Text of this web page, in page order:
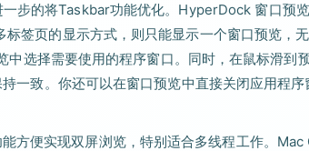
步的将Taskbar功能优化。HyperDock 窗口预
签页的显示方式，则只能显示一个窗口预览，
中选择需要使用的程序窗口。同时，在鼠标滑到
一致。你还可以在窗口预览中直接关闭应用程序
方便实现双屏浏览，特别适合多线程工作。